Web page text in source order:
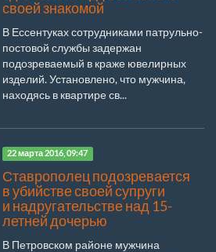
своей знакомой
В Ессентуках сотрудниками патрульно-
постовой службы задержан
подозреваемый в краже ювелирных
изделий. Установлено, что мужчина,
находясь в квартире св...
22 марта 2016, 09:47
Ставрополец подозревается
в убийстве своей супруги
и надругательстве над 15-
летней дочерью
В Петровском районе мужчина